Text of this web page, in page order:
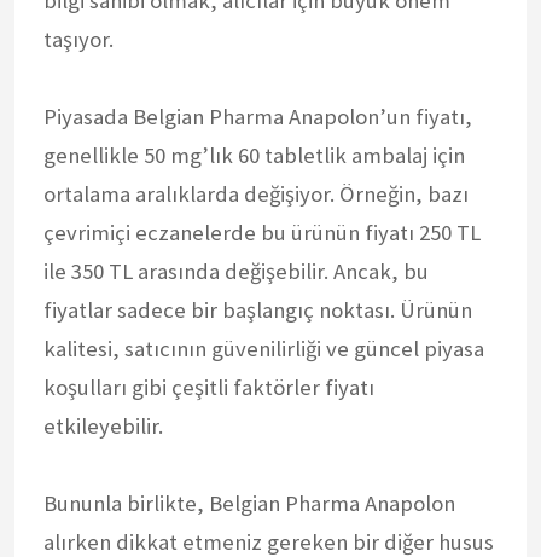
taşıyor.
Piyasada Belgian Pharma Anapolon’un fiyatı,
genellikle 50 mg’lık 60 tabletlik ambalaj için
ortalama aralıklarda değişiyor. Örneğin, bazı
çevrimiçi eczanelerde bu ürünün fiyatı 250 TL
ile 350 TL arasında değişebilir. Ancak, bu
fiyatlar sadece bir başlangıç noktası. Ürünün
kalitesi, satıcının güvenilirliği ve güncel piyasa
koşulları gibi çeşitli faktörler fiyatı
etkileyebilir.
Bununla birlikte, Belgian Pharma Anapolon
alırken dikkat etmeniz gereken bir diğer husus